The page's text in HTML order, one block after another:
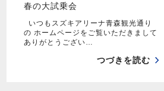
春の大試乗会
いつもスズキアリーナ青森観光通り
の ホームページをご覧いただきまして
ありがとうござい…
つづきを読む